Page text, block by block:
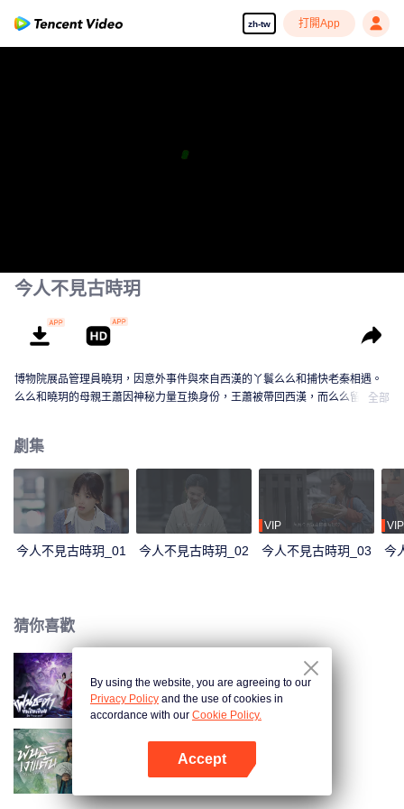
zh-tw 打開App
今人不見古時玥
博物院展品管理員曉玥，因意外事件與來自西漢的丫鬟么么和捕快老秦相遇。
么么和曉玥的母親王蕭因神秘力量互換身份，王蕭被帶回西漢，而么么留在現
全部
劇集
今人不見古時玥_01 今人不見古時玥_02
VIP
今人不見古時玥_03
VIP
今
猜你喜歡
逆天成仙（泰語版）
將軍家的小兒子（泰語版）
By using the website, you are agreeing to our
Privacy Policy and the use of cookies in
accordance with our Cookie Policy.
Accept